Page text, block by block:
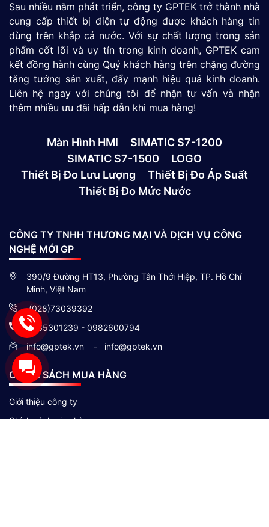
Sau nhiều năm phát triển, công ty GPTEK trở thành nhà
cung cấp thiết bị điện tự động được khách hàng tin
dùng trên khắp cả nước. Với sự chất lượng trong sản
phẩm cốt lõi và uy tín trong kinh doanh, GPTEK cam
kết đồng hành cùng Quý khách hàng trên chặng đường
tăng tưởng sản xuất, đẩy mạnh hiệu quả kinh doanh.
Liên hệ ngay với chúng tôi để nhận tư vấn và nhận
thêm nhiều ưu đãi hấp dẫn khi mua hàng!
Màn Hình HMI
SIMATIC S7-1200
SIMATIC S7-1500
LOGO
Thiết Bị Đo Lưu Lượng
Thiết Bị Đo Áp Suất
Thiết Bị Đo Mức Nước
CÔNG TY TNHH THƯƠNG MẠI VÀ DỊCH VỤ CÔNG
NGHỆ MỚI GP
390/9 Đường HT13, Phường Tân Thới Hiệp, TP. Hồ Chí
Minh, Việt Nam
(028)73039392
0865301239 - 0982600794
info@gptek.vn
- info@gptek.vn
CHÍNH SÁCH MUA HÀNG
Giới thiệu công ty
Chính sách giao hàng